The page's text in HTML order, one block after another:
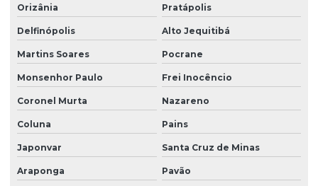
Orizânia Pratápolis
Delfinópolis Alto Jequitibá
Martins Soares Pocrane
Monsenhor Paulo Frei Inocêncio
Coronel Murta Nazareno
Coluna Pains
Japonvar Santa Cruz de Minas
Araponga Pavão